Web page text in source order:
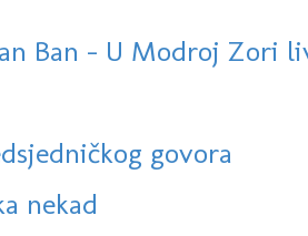
Ban - U Modroj Zori
govora
nekad